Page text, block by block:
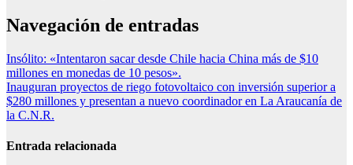
Navegación de entradas
Insólito: «Intentaron sacar desde Chile hacia China más de $10
millones en monedas de 10 pesos».
Inauguran proyectos de riego fotovoltaico con inversión superior a
$280 millones y presentan a nuevo coordinador en La Araucanía de
la C.N.R.
Entrada relacionada